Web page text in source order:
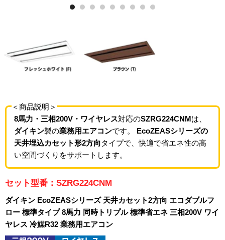
＜商品説明＞
8馬力・三相200V・ワイヤレス対応のSZRG224CNMは、
ダイキン製の業務用エアコンです。 EcoZEASシリーズの
天井埋込カセット形2方向タイプで、快適で省エネ性の高
い空間づくりをサポートします。
セット型番：SZRG224CNM
ダイキン EcoZEASシリーズ 天井カセット2方向 エコダブルフ
ロー 標準タイプ 8馬力 同時トリプル 標準省エネ 三相200V ワイ
ヤレス 冷媒R32 業務用エアコン